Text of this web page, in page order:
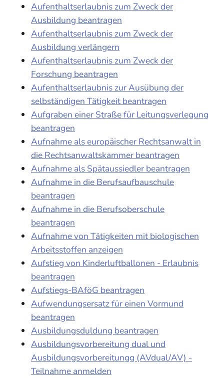
Aufenthaltserlaubnis zum Zweck der
Ausbildung beantragen
Aufenthaltserlaubnis zum Zweck der
Ausbildung verlängern
Aufenthaltserlaubnis zum Zweck der
Forschung beantragen
Aufenthaltserlaubnis zur Ausübung der
selbständigen Tätigkeit beantragen
Aufgraben einer Straße für Leitungsverlegung
beantragen
Aufnahme als europäischer Rechtsanwalt in
die Rechtsanwaltskammer beantragen
Aufnahme als Spätaussiedler beantragen
Aufnahme in die Berufsaufbauschule
beantragen
Aufnahme in die Berufsoberschule
beantragen
Aufnahme von Tätigkeiten mit biologischen
Arbeitsstoffen anzeigen
Aufstieg von Kinderluftballonen - Erlaubnis
beantragen
Aufstiegs-BAföG beantragen
Aufwendungsersatz für einen Vormund
beantragen
Ausbildungsduldung beantragen
Ausbildungsvorbereitung dual und
Ausbildungsvorbereitungg (AVdual/AV) -
Teilnahme anmelden